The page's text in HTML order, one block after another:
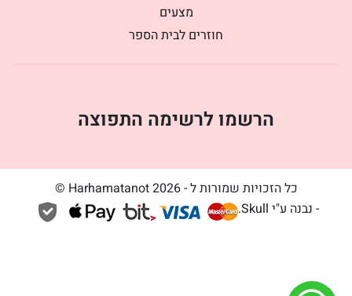
מצעים
חוזרים לבית הספר
הרשמו לרשימה התפוצה
כל הזכויות שמורות ל - Harhamatanot 2026 ©
- נבנה ע"י Skull
.